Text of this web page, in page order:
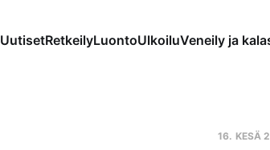
UutisetRetkeilyLuontoUlkoiluVeneily ja
16. KESÄ